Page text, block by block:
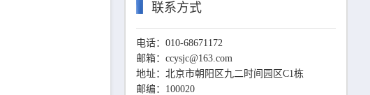
联系方式
电话：010-68671172
邮箱：ccysjc@163.com
地址：北京市朝阳区九二时间园区C1栋
邮编：100020